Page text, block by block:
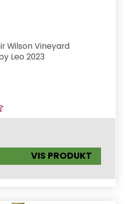
Wilson Vineyard
Leo 2023
VIS PRODUKT